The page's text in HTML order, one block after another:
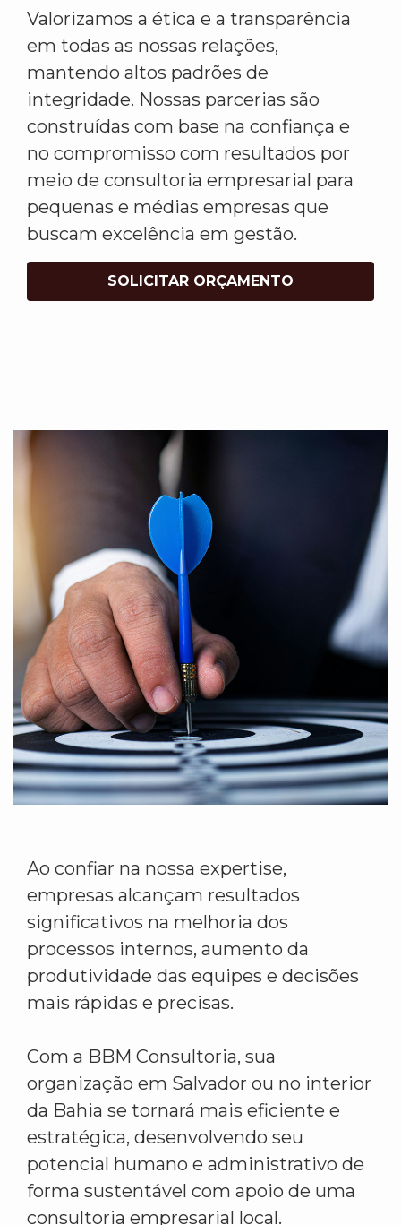
Valorizamos a ética e a transparência
em todas as nossas relações,
mantendo altos padrões de
integridade. Nossas parcerias são
construídas com base na confiança e
no compromisso com resultados por
meio de consultoria empresarial para
pequenas e médias empresas que
buscam excelência em gestão.
SOLICITAR ORÇAMENTO
Ao confiar na nossa expertise,
empresas alcançam resultados
significativos na melhoria dos
processos internos, aumento da
produtividade das equipes e decisões
mais rápidas e precisas.
Com a BBM Consultoria, sua
organização em Salvador ou no interior
da Bahia se tornará mais eficiente e
estratégica, desenvolvendo seu
potencial humano e administrativo de
forma sustentável com apoio de uma
consultoria empresarial local.